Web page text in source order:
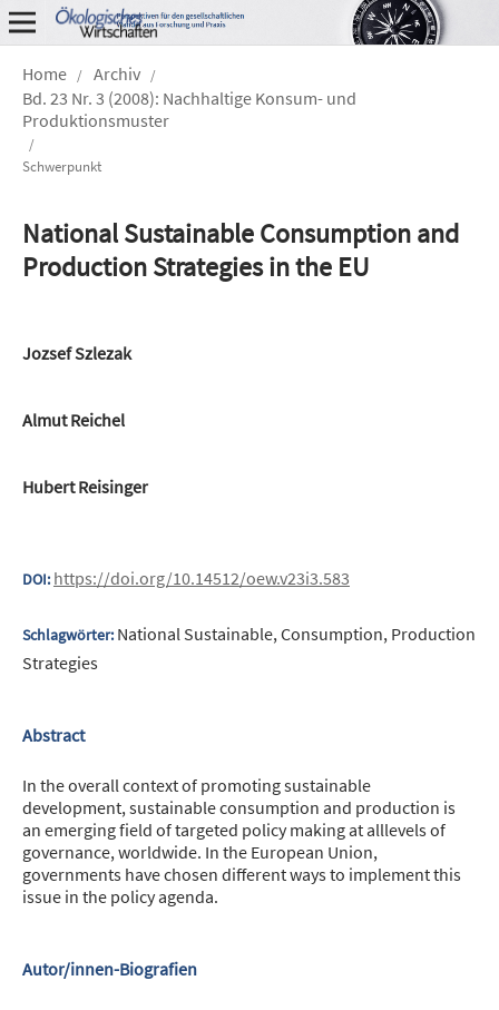
Home / Archiv /
Bd. 23 Nr. 3 (2008): Nachhaltige Konsum- und
Produktionsmuster
/
Schwerpunkt
National Sustainable Consumption and
Production Strategies in the EU
Jozsef Szlezak
Almut Reichel
Hubert Reisinger
DOI: https://doi.org/10.14512/oew.v23i3.583
Schlagwörter: National Sustainable, Consumption, Production
Strategies
Abstract
In the overall context of promoting sustainable
development, sustainable consumption and production is
an emerging field of targeted policy making at alllevels of
governance, worldwide. In the European Union,
governments have chosen different ways to implement this
issue in the policy agenda.
Autor/innen-Biografien